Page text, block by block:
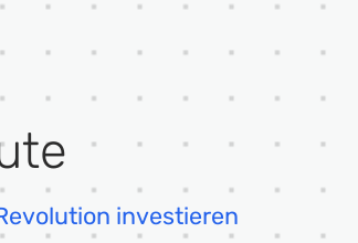
investieren